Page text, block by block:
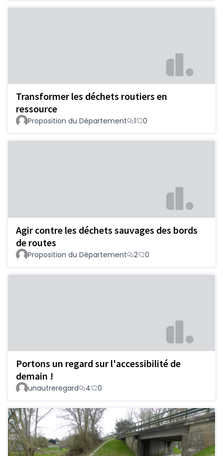
Transformer les déchets routiers en
ressource
Proposition du Département 1 0
Agir contre les déchets sauvages des bords
de routes
Proposition du Département 2 0
Portons un regard sur l'accessibilité de
demain !
unautreregard 4 0